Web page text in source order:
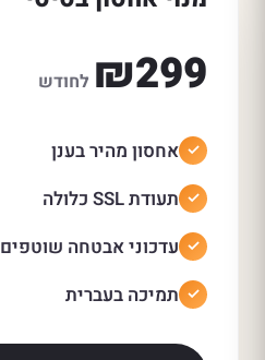
₪299 לחודש
אחסון מהיר בענן
תעודת SSL כלולה
עדכוני אבטחה שוטפים
תמיכה בעברית